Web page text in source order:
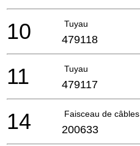
Tuyau
10 479118
Tuyau
11 479117
Faisceau de câbles
14 200633